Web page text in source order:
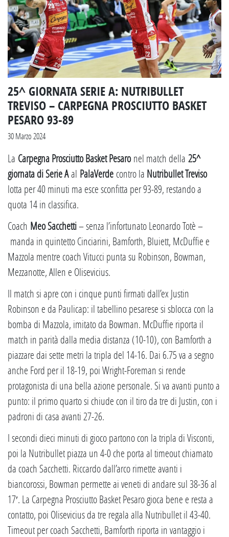
25^ GIORNATA SERIE A: NUTRIBULLET
TREVISO – CARPEGNA PROSCIUTTO BASKET
PESARO 93-89
30 Marzo 2024
La Carpegna Prosciutto Basket Pesaronel match della 25^
giornata di Serie Aal PalaVerde contro la Nutribullet Treviso
lotta per 40 minuti ma esce sconfitta per 93-89, restando a
quota 14 in classifica.
Coach Meo Sacchetti– senza l’infortunato Leonardo Totè –
manda in quintetto Cinciarini, Bamforth, Bluiett, McDuffie e
Mazzola mentre coach Vitucci punta su Robinson, Bowman,
Mezzanotte, Allen e Olisevicius.
Il match si apre con i cinque punti firmati dall’ex Justin
Robinson e da Paulicap: il tabellino pesarese si sblocca con la
bomba di Mazzola, imitato da Bowman. McDuffie riporta il
match in parità dalla media distanza (10-10), con Bamforth a
piazzare dai sette metri la tripla del 14-16. Dai 6.75 va a segno
anche Ford per il 18-19, poi Wright-Foreman si rende
protagonista di una bella azione personale. Si va avanti punto a
punto: il primo quarto si chiude con il tiro da tre di Justin, con i
padroni di casa avanti 27-26.
I secondi dieci minuti di gioco partono con la tripla di Visconti,
poi la Nutribullet piazza un 4-0 che porta al timeout chiamato
da coach Sacchetti. Riccardo dall’arco rimette avanti i
biancorossi, Bowman permette ai veneti di andare sul 38-36 al
17′. La Carpegna Prosciutto Basket Pesaro gioca bene e resta a
contatto, poi Olisevicius da tre regala alla Nutribullet il 43-40.
Timeout per coach Sacchetti, Bamforth riporta in vantaggio i